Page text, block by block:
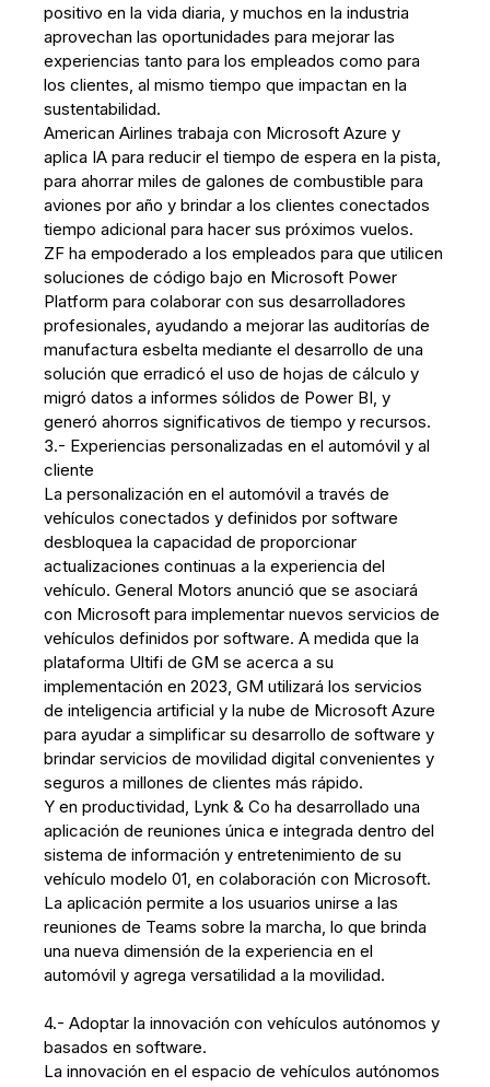
positivo en la vida diaria, y muchos en la industria
aprovechan las oportunidades para mejorar las
experiencias tanto para los empleados como para
los clientes, al mismo tiempo que impactan en la
sustentabilidad.
American Airlines trabaja con Microsoft Azure y
aplica IA para reducir el tiempo de espera en la pista,
para ahorrar miles de galones de combustible para
aviones por año y brindar a los clientes conectados
tiempo adicional para hacer sus próximos vuelos.
ZF ha empoderado a los empleados para que utilicen
soluciones de código bajo en Microsoft Power
Platform para colaborar con sus desarrolladores
profesionales, ayudando a mejorar las auditorías de
manufactura esbelta mediante el desarrollo de una
solución que erradicó el uso de hojas de cálculo y
migró datos a informes sólidos de Power BI, y
generó ahorros significativos de tiempo y recursos.
3.- Experiencias personalizadas en el automóvil y al
cliente
La personalización en el automóvil a través de
vehículos conectados y definidos por software
desbloquea la capacidad de proporcionar
actualizaciones continuas a la experiencia del
vehículo. General Motors anunció que se asociará
con Microsoft para implementar nuevos servicios de
vehículos definidos por software. A medida que la
plataforma Ultifi de GM se acerca a su
implementación en 2023, GM utilizará los servicios
de inteligencia artificial y la nube de Microsoft Azure
para ayudar a simplificar su desarrollo de software y
brindar servicios de movilidad digital convenientes y
seguros a millones de clientes más rápido.
Y en productividad, Lynk & Co ha desarrollado una
aplicación de reuniones única e integrada dentro del
sistema de información y entretenimiento de su
vehículo modelo 01, en colaboración con Microsoft.
La aplicación permite a los usuarios unirse a las
reuniones de Teams sobre la marcha, lo que brinda
una nueva dimensión de la experiencia en el
automóvil y agrega versatilidad a la movilidad.
4.- Adoptar la innovación con vehículos autónomos y
basados en software.
La innovación en el espacio de vehículos autónomos